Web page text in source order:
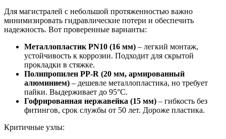
Для магистралей с небольшой протяженностью важно
минимизировать гидравлические потери и обеспечить
надежность. Вот проверенные варианты:
Металлопластик PN10 (16 мм) – легкий монтаж,
устойчивость к коррозии. Подходит для скрытой
прокладки в стяжке.
Полипропилен PP-R (20 мм, армированный
алюминием) – дешевле металлопластика, но требует
пайки. Выдерживает до 95°C.
Гофрированная нержавейка (15 мм) – гибкость без
фитингов, срок службы от 50 лет. Дороже пластика.
Критичные узлы: